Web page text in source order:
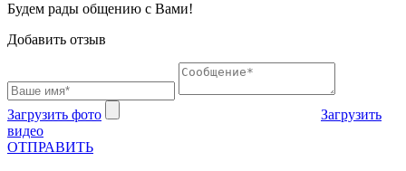
Будем рады общению с Вами!
Добавить отзыв
Загрузить фото
Загрузить
видео
ОТПРАВИТЬ